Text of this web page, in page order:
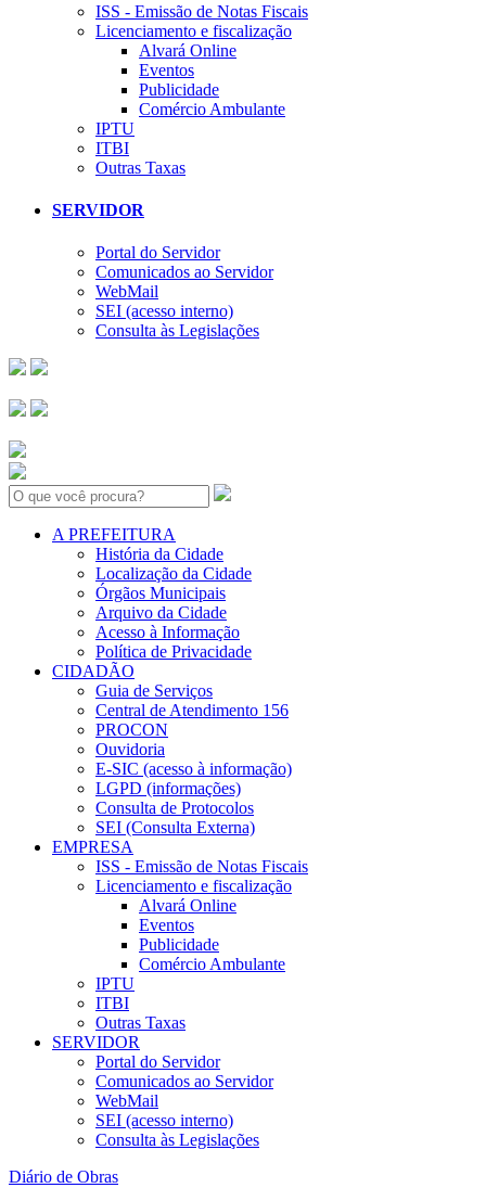
ISS - Emissão de Notas Fiscais
Licenciamento e fiscalização
Alvará Online
Eventos
Publicidade
Comércio Ambulante
IPTU
ITBI
Outras Taxas
SERVIDOR
Portal do Servidor
Comunicados ao Servidor
WebMail
SEI (acesso interno)
Consulta às Legislações
Search:
A PREFEITURA
História da Cidade
Localização da Cidade
Órgãos Municipais
Arquivo da Cidade
Acesso à Informação
Política de Privacidade
CIDADÃO
Guia de Serviços
Central de Atendimento 156
PROCON
Ouvidoria
E-SIC (acesso à informação)
LGPD (informações)
Consulta de Protocolos
SEI (Consulta Externa)
EMPRESA
ISS - Emissão de Notas Fiscais
Licenciamento e fiscalização
Alvará Online
Eventos
Publicidade
Comércio Ambulante
IPTU
ITBI
Outras Taxas
SERVIDOR
Portal do Servidor
Comunicados ao Servidor
WebMail
SEI (acesso interno)
Consulta às Legislações
Diário de Obras